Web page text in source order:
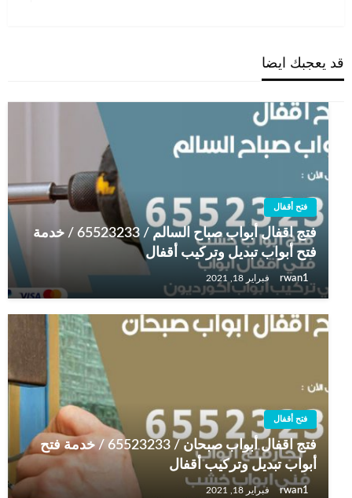
قد يعجبك ايضا
فتح أقفال
فتج اقفال أبواب صباح السالم / 65523233 / خدمة
فتح أبواب تبديل وتركيب أقفال
rwan1 فبراير 18, 2021
فتح أقفال
فتج اقفال أبواب صبحان / 65523233 / خدمة فتح
أبواب تبديل وتركيب أقفال
rwan1 فبراير 18, 2021